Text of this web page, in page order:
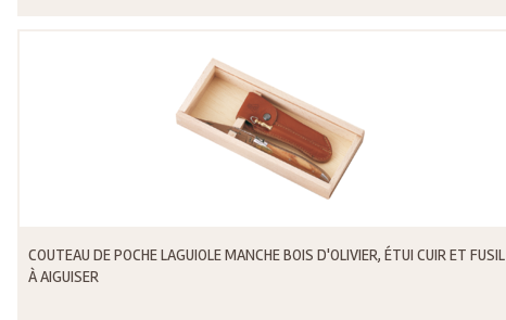
COUTEAU DE POCHE LAGUIOLE MANCHE BOIS D'OLIVIER, ÉTUI CUIR ET FUSIL
À AIGUISER